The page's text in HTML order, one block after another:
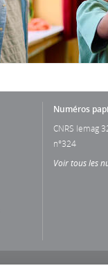
Numéros
CNRS lemag
n°324
Voir tous les